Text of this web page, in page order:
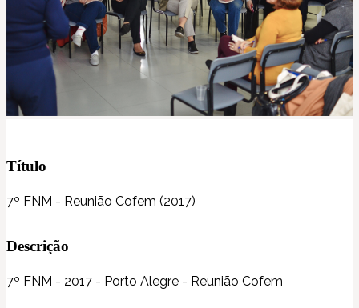
Título
7º FNM - Reunião Cofem (2017)
Descrição
7º FNM - 2017 - Porto Alegre - Reunião Cofem